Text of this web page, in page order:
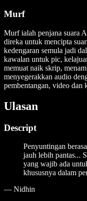
Murf
Murf ialah penjana suara
direka untuk mencipta
kedengaran semula jadi
kawalan untuk pic,
memuat naik skrip,
menyegerakkan audio
pembentangan, video dan
Ulasan
Descript
Penyuntingan
jauh lebih pantas...
yang wajib ada
khususnya dalam
— Nidhin